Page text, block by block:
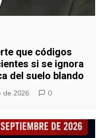
que códigos
si se ignora
del suelo blando
de 2026 0